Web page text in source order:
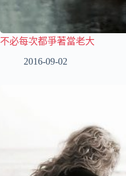
不必每次都爭著當老大
2016-09-02